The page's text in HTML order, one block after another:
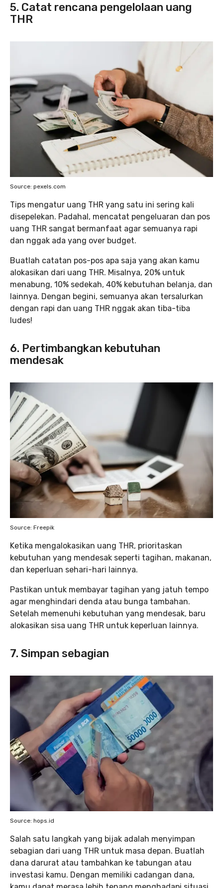
5. Catat rencana pengelolaan uang
THR
Source: pexels.com
Tips mengatur uang THR yang satu ini sering kali
disepelekan. Padahal, mencatat pengeluaran dan pos
uang THR sangat bermanfaat agar semuanya rapi
dan nggak ada yang over budget.
Buatlah catatan pos-pos apa saja yang akan kamu
alokasikan dari uang THR. Misalnya, 20% untuk
menabung, 10% sedekah, 40% kebutuhan belanja, dan
lainnya. Dengan begini, semuanya akan tersalurkan
dengan rapi dan uang THR nggak akan tiba-tiba
ludes!
6. Pertimbangkan kebutuhan
mendesak
Source: Freepik
Ketika mengalokasikan uang THR, prioritaskan
kebutuhan yang mendesak seperti tagihan, makanan,
dan keperluan sehari-hari lainnya.
Pastikan untuk membayar tagihan yang jatuh tempo
agar menghindari denda atau bunga tambahan.
Setelah memenuhi kebutuhan yang mendesak, baru
alokasikan sisa uang THR untuk keperluan lainnya.
7. Simpan sebagian
Source: hops.id
Salah satu langkah yang bijak adalah menyimpan
sebagian dari uang THR untuk masa depan. Buatlah
dana darurat atau tambahkan ke tabungan atau
investasi kamu. Dengan memiliki cadangan dana,